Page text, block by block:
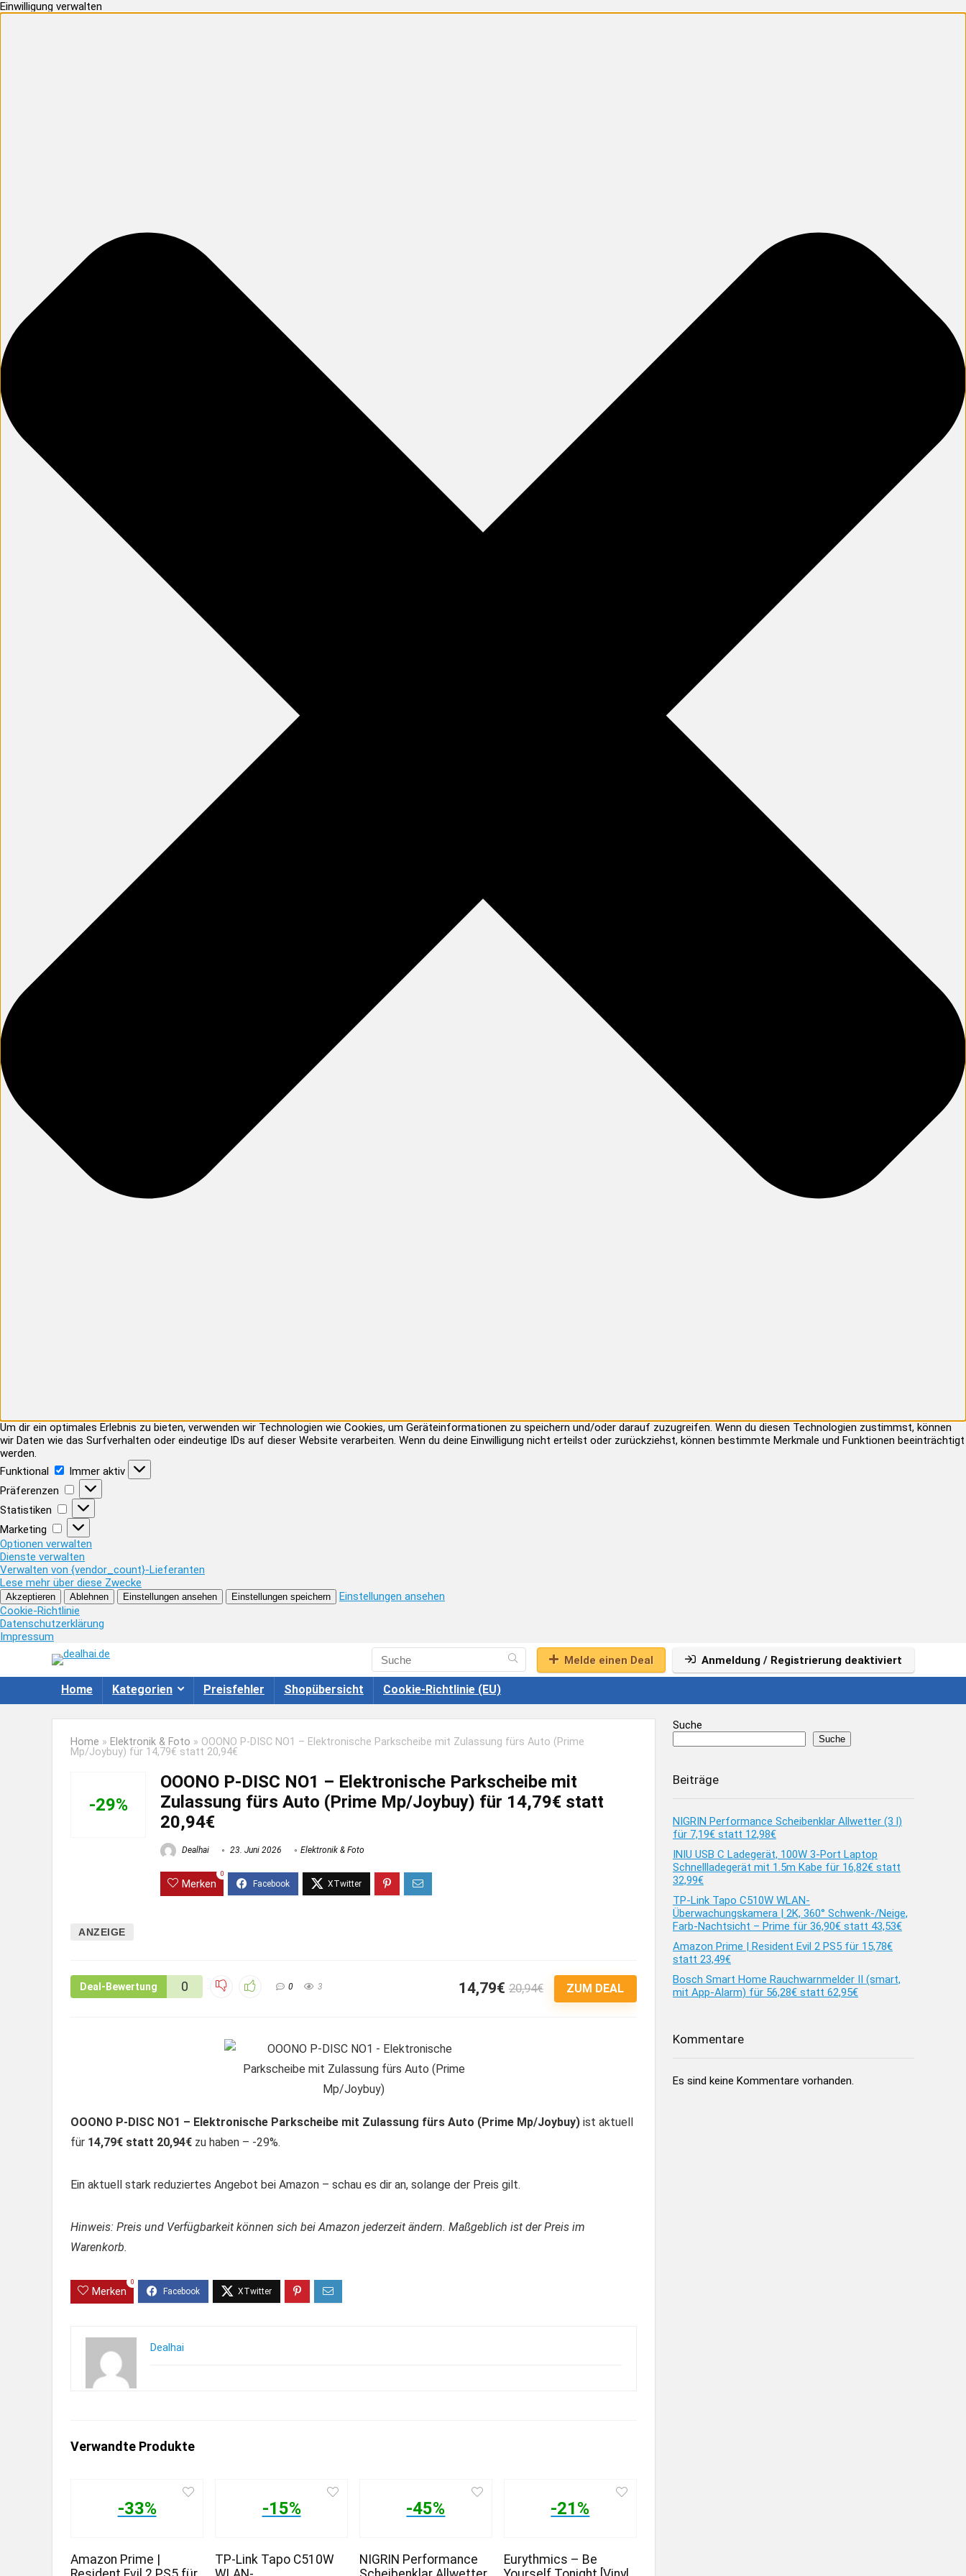
Einwilligung verwalten
Um dir ein optimales Erlebnis zu bieten, verwenden wir Technologien wie Cookies, um Geräteinformationen zu speichern und/oder darauf zuzugreifen. Wenn du diesen Technologien zustimmst, können
wir Daten wie das Surfverhalten oder eindeutige IDs auf dieser Website verarbeiten. Wenn du deine Einwilligung nicht erteilst oder zurückziehst, können bestimmte Merkmale und Funktionen beeinträchtigt
werden.
Funktional
Funktional
Immer aktiv
Präferenzen
Präferenzen
Statistiken
Statistiken
Marketing
Marketing
Optionen verwalten
Dienste verwalten
Verwalten von {vendor_count}-Lieferanten
Lese mehr über diese Zwecke
Akzeptieren Ablehnen Einstellungen ansehen Einstellungen speichern
Einstellungen ansehen
Cookie-Richtlinie
Datenschutzerklärung
Impressum
Melde einen Deal
Anmeldung / Registrierung deaktiviert
Home Kategorien Preisfehler Shopübersicht Cookie-Richtlinie (EU)
Home » Elektronik & Foto » OOONO P-DISC NO1 – Elektronische Parkscheibe mit Zulassung fürs Auto (Prime
Mp/Joybuy) für 14,79€ statt 20,94€
-29%
OOONO P-DISC NO1 – Elektronische Parkscheibe mit
Zulassung fürs Auto (Prime Mp/Joybuy) für 14,79€ statt
20,94€
Dealhai 23. Juni 2026 Elektronik & Foto
Merken
0
ANZEIGE
Deal-Bewertung 0 0 3 14,79€ 20,94€ ZUM DEAL
OOONO P-DISC NO1 – Elektronische Parkscheibe mit Zulassung fürs Auto (Prime Mp/Joybuy) ist aktuell
für 14,79€ statt 20,94€ zu haben – -29%.
Ein aktuell stark reduziertes Angebot bei Amazon – schau es dir an, solange der Preis gilt.
Hinweis: Preis und Verfügbarkeit können sich bei Amazon jederzeit ändern. Maßgeblich ist der Preis im
Warenkorb.
Merken
0
Dealhai
Verwandte Produkte
-33%
Amazon Prime |
-15%
TP-Link Tapo C510W
-45%
NIGRIN Performance
-21%
Eurythmics – Be
Suche
Suche
Beiträge
NIGRIN Performance Scheibenklar Allwetter (3 l)
für 7,19€ statt 12,98€
INIU USB C Ladegerät, 100W 3-Port Laptop
Schnellladegerät mit 1.5m Kabe für 16,82€ statt
32,99€
TP-Link Tapo C510W WLAN-
Überwachungskamera | 2K, 360° Schwenk-/Neige,
Farb-Nachtsicht – Prime für 36,90€ statt 43,53€
Amazon Prime | Resident Evil 2 PS5 für 15,78€
statt 23,49€
Bosch Smart Home Rauchwarnmelder II (smart,
mit App-Alarm) für 56,28€ statt 62,95€
Kommentare
Es sind keine Kommentare vorhanden.